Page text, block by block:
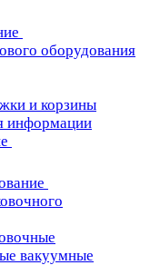
оборудования
и корзины
информации
вакуумные